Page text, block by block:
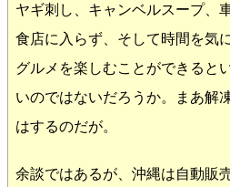
ヤギ刺し、キャンベルスープ、
食店に入らず、そして時間を気
グルメを楽しむことができると
いのではないだろうか。まあ解
はするのだが。
余談ではあるが、沖縄は自動販